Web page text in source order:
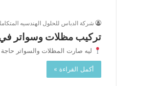
شركة الدباس للحلول الهندسيه
تركيب مظلات وسواتر
ليه صارت المظلات والسواتر
أكمل القراءة »